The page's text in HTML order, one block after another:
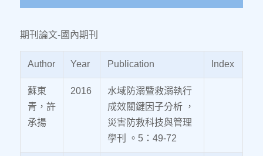
期刊論文-國內期刊
Author Year Publication Index
蘇東
青，許
承揚
2016
水域防溺暨救溺執行
成效關鍵因子分析 ，
災害防救科技與管理
學刊 。5：49-72